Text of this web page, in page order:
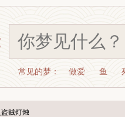
常见的梦： 做爱 鱼
贼灯烛